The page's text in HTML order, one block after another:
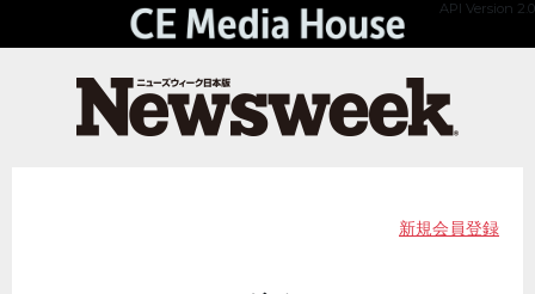
API Version 2.0
新規会員登録